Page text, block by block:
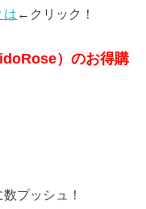
は ←クリック！
）のお得購
プッシュ！